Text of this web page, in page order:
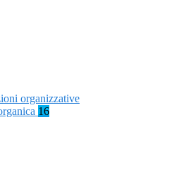
organizzative
16